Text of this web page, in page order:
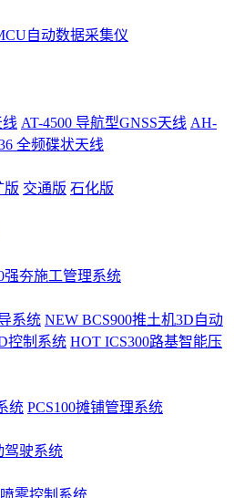
自动数据采集仪
线 AT-4500 导航型GNSS天线 AH-
全频碟状天线
版 交通版 石化版
强夯施工管理系统
系统 NEW BCS900推土机3D自动
控制系统 HOT ICS300路基智能压
统 PCS100摊铺管理系统
驾驶系统
雾控制系统